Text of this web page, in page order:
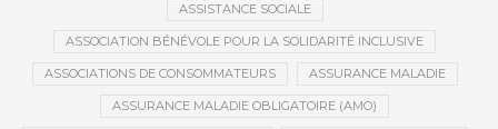
ASSISTANCE SOCIALE
ASSOCIATION BÉNÉVOLE POUR LA SOLIDARITÉ INCLUSIVE
ASSOCIATIONS DE CONSOMMATEURS ASSURANCE MALADIE
ASSURANCE MALADIE OBLIGATOIRE (AMO)